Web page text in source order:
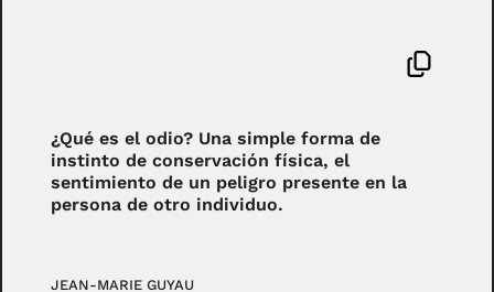
¿Qué es el odio? Una simple forma de
instinto de conservación física, el
sentimiento de un peligro presente en la
persona de otro individuo.
JEAN-MARIE GUYAU